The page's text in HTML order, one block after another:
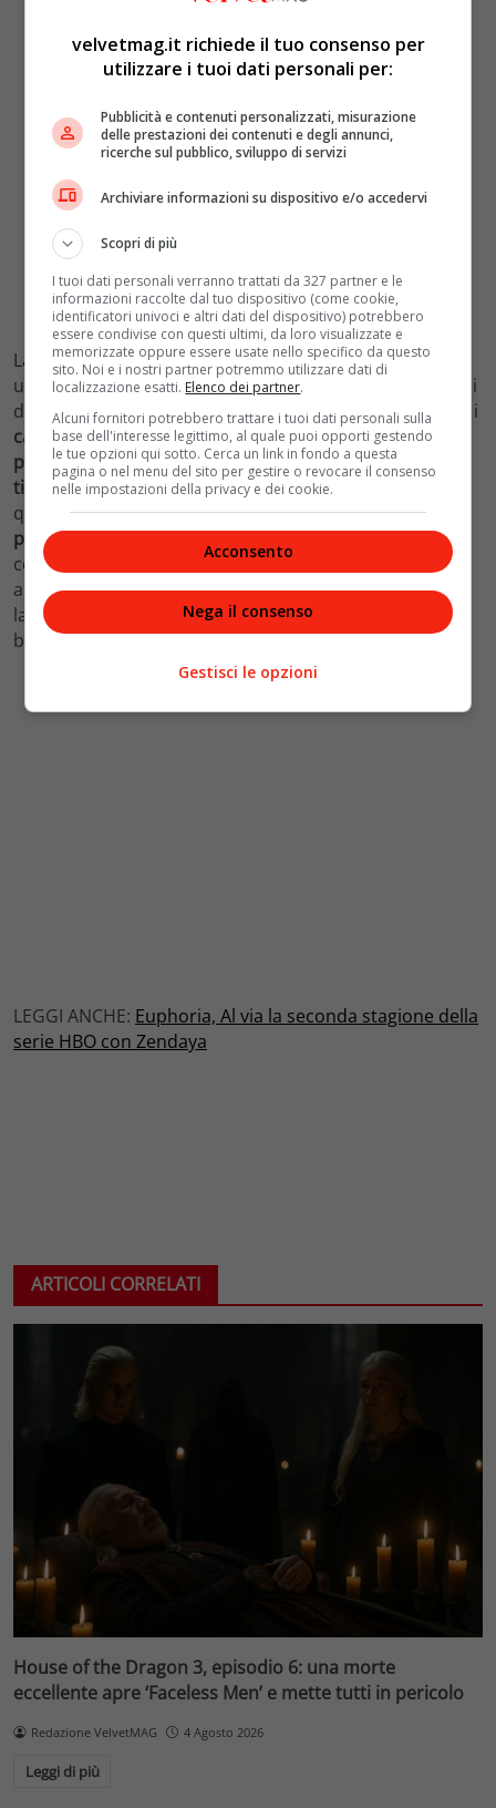
La televisione di oggi ha perso quell’impulso creativo e
un disegno visionario della realtà. Negli ultimi dieci anni
difatti sonopochissimiinuovi formattelevisivi ideati, e i
canali tradizionaliincollano meno del 40% della
popolazionedavanti lo schermo nella fascia del
time . Sintomo questo che le persone cercano altrove
quella fuga dalla realtà,ad esempio nellenuove
piattaforme digitali e di streamingche registrano al
contrario un aumento importante. L’esponenziale
aumento della concorrenza renderà sempre più ardua
la sfida sui contenuti, la televisione tradizionale deve
battere al più presto un colpo.
LEGGI ANCHE: Euphoria, Al via la seconda stagione della
serie HBO con Zendaya
ARTICOLI CORRELATI
House of the Dragon 3, episodio 6: una morte
eccellente apre ‘Faceless Men’ e mette tutti in pericolo
Redazione VelvetMAG 4 Agosto 2026
Leggi di più
velvetmag.it richiede il tuo consenso per
utilizzare i tuoi dati personali per:
Pubblicità e contenuti personalizzati, misurazione
delle prestazioni dei contenuti e degli annunci,
ricerche sul pubblico, sviluppo di servizi
Archiviare informazioni su dispositivo e/o accedervi
Scopri di più
I tuoi dati personali verranno trattati da 327 partner e le
informazioni raccolte dal tuo dispositivo (come cookie,
identificatori univoci e altri dati del dispositivo) potrebbero
essere condivise con questi ultimi, da loro visualizzate e
memorizzate oppure essere usate nello specifico da questo
sito. Noi e i nostri partner potremmo utilizzare dati di
localizzazione esatti. Elenco dei partner.
Alcuni fornitori potrebbero trattare i tuoi dati personali sulla
base dell'interesse legittimo, al quale puoi opporti gestendo
le tue opzioni qui sotto. Cerca un link in fondo a questa
pagina o nel menu del sito per gestire o revocare il consenso
nelle impostazioni della privacy e dei cookie.
Acconsento
Nega il consenso
Gestisci le opzioni